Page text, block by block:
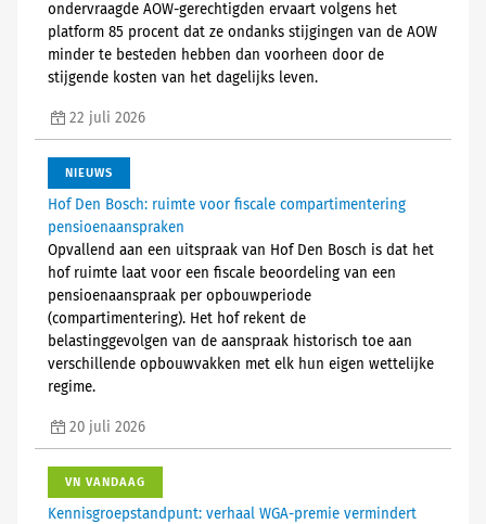
ondervraagde AOW-gerechtigden ervaart volgens het
platform 85 procent dat ze ondanks stijgingen van de AOW
minder te besteden hebben dan voorheen door de
stijgende kosten van het dagelijks leven.
22 juli 2026
NIEUWS
Hof Den Bosch: ruimte voor fiscale compartimentering
pensioenaanspraken
Opvallend aan een uitspraak van Hof Den Bosch is dat het
hof ruimte laat voor een fiscale beoordeling van een
pensioenaanspraak per opbouwperiode
(compartimentering). Het hof rekent de
belastinggevolgen van de aanspraak historisch toe aan
verschillende opbouwvakken met elk hun eigen wettelijke
regime.
20 juli 2026
VN VANDAAG
Kennisgroepstandpunt: verhaal WGA-premie vermindert